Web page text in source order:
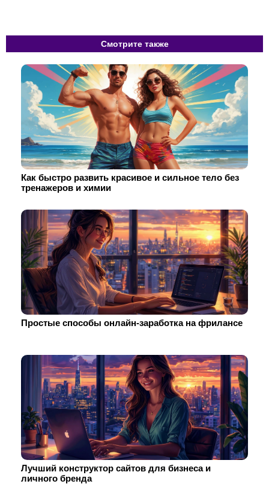
Смотрите также
Как быстро развить красивое и сильное тело без
тренажеров и химии
Простые способы онлайн-заработка на фрилансе
Лучший конструктор сайтов для бизнеса и
личного бренда